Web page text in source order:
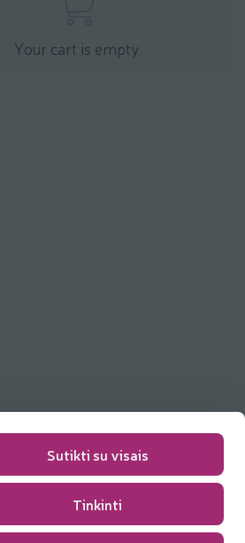
Sutikti su visais
Tinkinti
Your cart is empty
0,00 €